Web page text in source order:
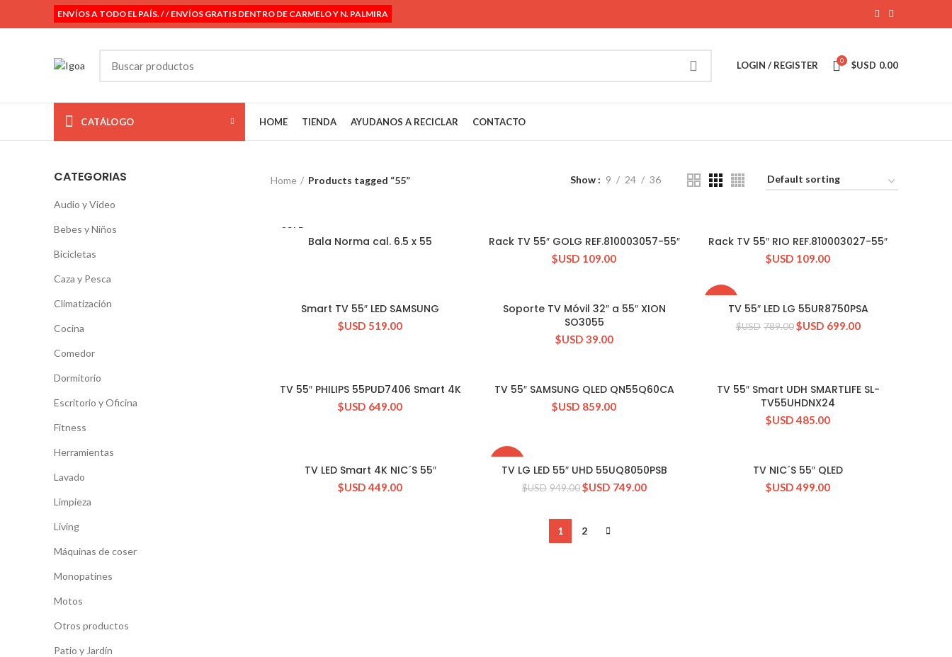
ENVÍOS A TODO EL PAÍS. / / ENVÍOS GRATIS DENTRO DE CARMELO Y N. PALMIRA
LOGIN / REGISTER 0 $USD 0.00
CATÁLOGO HOME TIENDA AYUDANOS A RECICLAR CONTACTO
CATEGORIAS
Audio y Video
Bebes y Niños
Bicicletas
Caza y Pesca
Climatización
Cocina
Comedor
Dormitorio
Escritorio y Oficina
Fitness
Herramientas
Lavado
Limpieza
Living
Máquinas de coser
Monopatines
Motos
Otros productos
Patio y Jardín
Home Products tagged “55” Show 9 24 36
SOLD
CONSULTAR STOCK
Bala Norma cal. 6.5 x 55 CONSULTAR STOCK
Rack TV 55″ GOLG REF.810003057-55″
$USD 109.00
CONSULTAR STOCK
Rack TV 55″ RIO REF.810003027-55″
$USD 109.00
CONSULTAR STOCK
Smart TV 55″ LED SAMSUNG
$USD 519.00
CONSULTAR STOCK
Soporte TV Móvil 32″ a 55″ XION
SO3055
$USD 39.00
CONSULTAR STOCK
TV 55″ LED LG 55UR8750PSA
$USD 789.00$USD 699.00
CONSULTAR STOCK
TV 55″ PHILIPS 55PUD7406 Smart 4K
$USD 649.00
CONSULTAR STOCK
TV 55″ SAMSUNG QLED QN55Q60CA
$USD 859.00
CONSULTAR STOCK
TV 55″ Smart UDH SMARTLIFE SL-
TV55UHDNX24
$USD 485.00
CONSULTAR STOCK
TV LED Smart 4K NIC´S 55″
$USD 449.00
CONSULTAR STOCK
TV LG LED 55″ UHD 55UQ8050PSB
$USD 949.00 $USD 749.00
CONSULTAR STOCK
TV NIC´S 55″ QLED
$USD 499.00
1 2